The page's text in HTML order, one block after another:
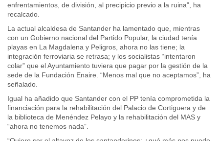
enfrentamientos, de división, al precipicio previo a la ruina”, ha
recalcado.
La actual alcaldesa de Santander ha lamentado que, mientras
con un Gobierno nacional del Partido Popular, la ciudad tenía
playas en La Magdalena y Peligros, ahora no las tiene; la
integración ferroviaria se retrasa; y los socialistas “intentaron
colar” que el Ayuntamiento tuviera que pagar por la gestión de la
sede de la Fundación Enaire. “Menos mal que no aceptamos”, ha
señalado.
Igual ha añadido que Santander con el PP tenía comprometida la
financiación para la rehabilitación del Palacio de Cortiguera y de
la biblioteca de Menéndez Pelayo y la rehabilitación del MAS y
“ahora no tenemos nada”.